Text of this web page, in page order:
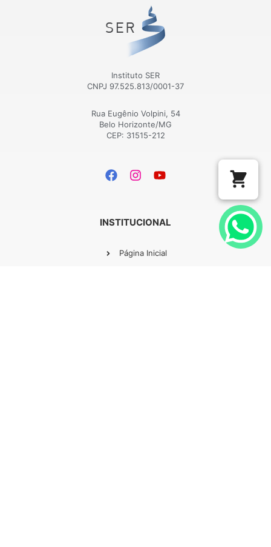
Instituto SER
CNPJ 97.525.813/0001-37
Rua Eugênio Volpini, 54
Belo Horizonte/MG
CEP: 31515-212
INSTITUCIONAL
Página Inicial